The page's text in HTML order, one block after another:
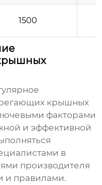
1500
крышных
факторами
и эффективной
в
производителя
и правилами.